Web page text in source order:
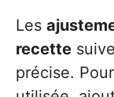
Les
recette
précise.